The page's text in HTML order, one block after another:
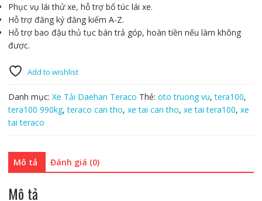
Phục vụ lái thử xe, hỗ trợ bổ túc lái xe.
Hỗ trợ đăng ký đăng kiểm A-Z.
Hỗ trợ bao đậu thủ tục bán trả góp, hoàn tiền nếu làm không
được.
Add to wishlist
Danh mục: Xe Tải Daehan Teraco Thẻ: oto truong vu,tera100,
tera100 990kg,teraco can tho, xe tai can tho, xe tai tera100, xe
tai teraco
Mô tả Đánh giá (0)
Mô tả